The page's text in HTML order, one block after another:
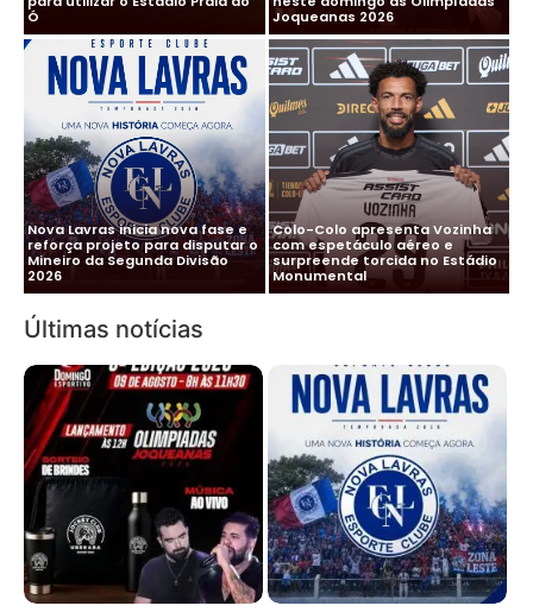
Ó
Joqueanas 2026
Nova Lavras inicia nova fase e
reforça projeto para disputar o
Mineiro da Segunda Divisão
2026
Colo-Colo apresenta Vozinha
com espetáculo aéreo e
surpreende torcida no Estádio
Monumental
Últimas notícias